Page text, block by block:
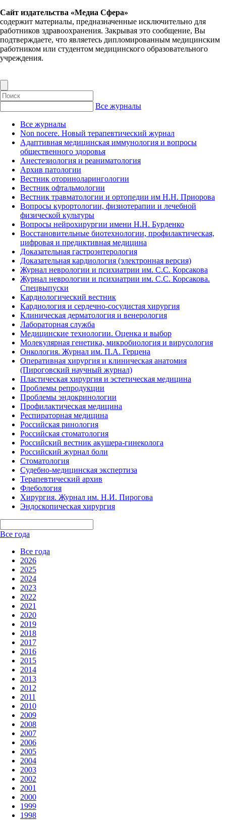
Сайт издательства «Медиа Сфера»
содержит материалы, предназначенные исключительно для
работников здравоохранения. Закрывая это сообщение, Вы
подтверждаете, что являетесь дипломированным медицинским
работником или студентом медицинского образовательного
учреждения.
Все журналы
Все журналы
Non nocere. Новый терапевтический журнал
Адаптивная медицинская иммунология и вопросы
общественного здоровья
Анестезиология и реаниматология
Архив патологии
Вестник оториноларингологии
Вестник офтальмологии
Вестник травматологии и ортопедии им Н.Н. Приорова
Вопросы курортологии, физиотерапии и лечебной
физической культуры
Вопросы нейрохирургии имени Н.Н. Бурденко
Восстановительные биотехнологии, профилактическая,
цифровая и предиктивная медицина
Доказательная гастроэнтерология
Доказательная кардиология (электронная версия)
Журнал неврологии и психиатрии им. С.С. Корсакова
Журнал неврологии и психиатрии им. С.С. Корсакова.
Спецвыпуски
Кардиологический вестник
Кардиология и сердечно-сосудистая хирургия
Клиническая дерматология и венерология
Лабораторная служба
Медицинские технологии. Оценка и выбор
Молекулярная генетика, микробиология и вирусология
Онкология. Журнал им. П.А. Герцена
Оперативная хирургия и клиническая анатомия
(Пироговский научный журнал)
Пластическая хирургия и эстетическая медицина
Проблемы репродукции
Проблемы эндокринологии
Профилактическая медицина
Респираторная медицина
Российская ринология
Российская стоматология
Российский вестник акушера-гинеколога
Российский журнал боли
Стоматология
Судебно-медицинская экспертиза
Терапевтический архив
Флебология
Хирургия. Журнал им. Н.И. Пирогова
Эндоскопическая хирургия
Все года
Все года
2026
2025
2024
2023
2022
2021
2020
2019
2018
2017
2016
2015
2014
2013
2012
2011
2010
2009
2008
2007
2006
2005
2004
2003
2002
2001
2000
1999
1998